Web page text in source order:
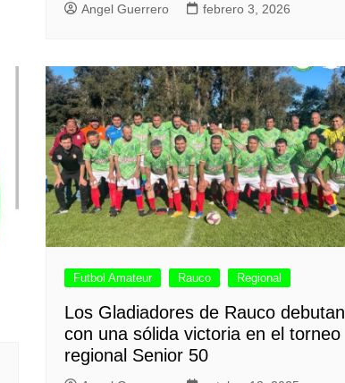
Angel Guerrero febrero 3, 2026
Futbol Amateur Rauco Regional
Los Gladiadores de Rauco debutan
con una sólida victoria en el torneo
regional Senior 50